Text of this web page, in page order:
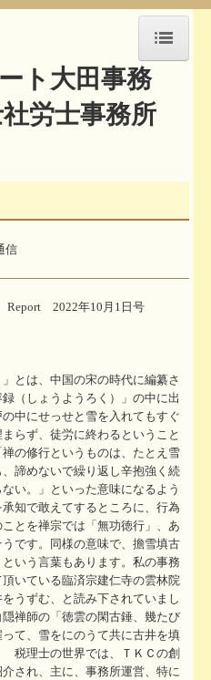
2022年10月1日号
とは、中国の宋の時代に編纂さ
（しょうようろく）」の中に出
中にせっせと雪を入れてもすぐ
らず、徒労に終わるということ
の修行というものは、たとえ雪
諦めないで繰り返し辛抱強く続
い。」といった意味になるよう
知で敢えてするところに、行為
とを禅宗では「無功徳行」、あ
です。同様の意味で、擔雪填古
いう言葉もあります。私の事務
いている臨済宗建仁寺の雲林院
うずむ、と読み下されていまし
禅師の「徳雲の閑古錘、幾たび
て、雪をにのうて共に古井を填
税理士の世界では、ＴＫＣの創
され、主に、事務所運営、特に